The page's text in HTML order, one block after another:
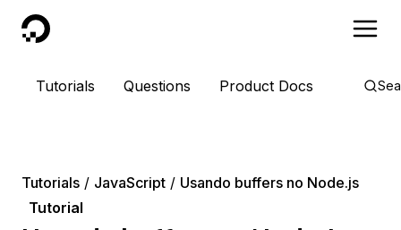
DigitalOcean
Tutorials Questions Product Docs
Tutorials JavaScript
Usando buffers no Node.js
Tutorial